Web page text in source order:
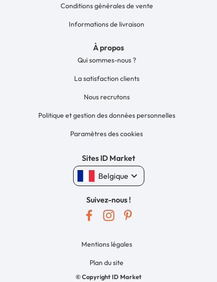
Conditions générales de vente
Informations de livraison
À propos
Qui sommes-nous ?
La satisfaction clients
Nous recrutons
Politique et gestion des données personnelles
Paramètres des cookies
Sites ID Market
Belgique keyboard_arrow_down
Suivez-nous !
© Copyright ID Market
Mentions légales
Plan du site